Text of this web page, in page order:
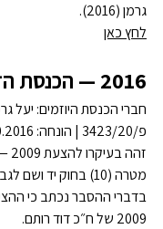
גרמן (2016).
לחץ כאן
2016 — הכנסת ה־20
חברי הכנסת היוזמים: יעל
מטרה (10) בחוק יד ושם
בדברי ההסבר נכתב כי
2009 של ח״כ דוד רותם.